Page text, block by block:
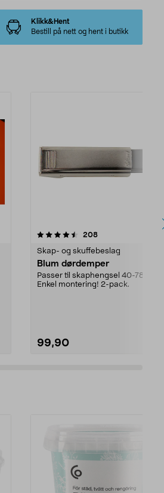
Klikk&Hent
Bestill på nett og hent i butikk
208anmeldelser
Skap- og skuffebeslag
Blum dørdemper
Passer til skaphengsel 40-7887.
Enkel montering! 2-pack.
99,90
4.5 av 5 stjerner